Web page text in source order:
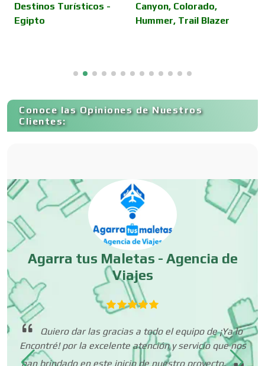
Cremerías y Salchichonerías
Cromadoras
Decoración de Interiores
Deportes
Destinos Turísticos -
Egipto
Canyon, Colorado,
Hummer, Trail Blazer
Conoce las Opiniones de Nuestros
Clientes:
Agarra tus Maletas - Agencia de
Viajes
Quiero dar las gracias a todo el equipo de ¡Ya lo
Encontré! por la excelente atención y servicio que nos
han brindado en este inicio de nuestro proyecto.